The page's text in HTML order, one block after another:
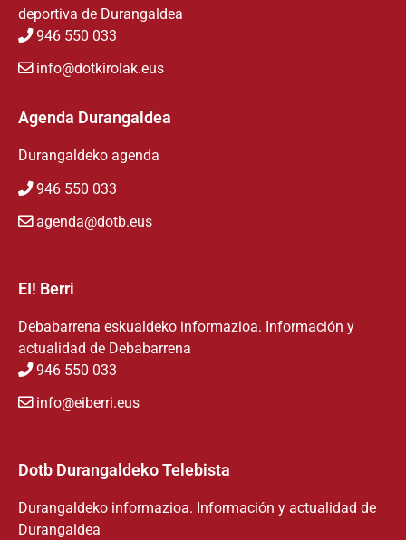
deportiva de Durangaldea
946 550 033
info@dotkirolak.eus
Agenda Durangaldea
Durangaldeko agenda
946 550 033
agenda@dotb.eus
EI! Berri
Debabarrena eskualdeko informazioa. Información y
actualidad de Debabarrena
946 550 033
info@eiberri.eus
Dotb Durangaldeko Telebista
Durangaldeko informazioa. Información y actualidad de
Durangaldea